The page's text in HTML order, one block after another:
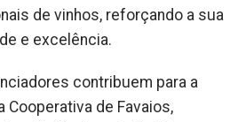
de vinhos, reforçando a sua
e excelência.
contribuem para a
Cooperativa de Favaios,